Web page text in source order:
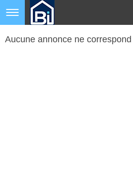
Aucune annonce ne